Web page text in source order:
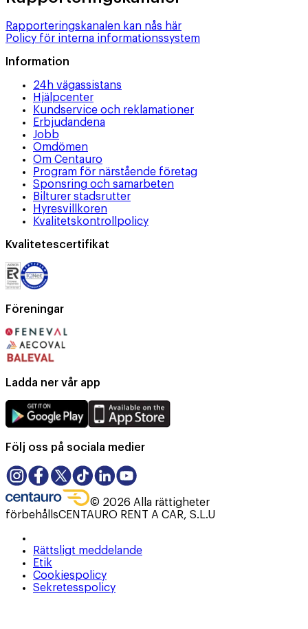
Rapporteringskanalen kan nås här
Policy för interna informationssystem
Information
24h vägassistans
Hjälpcenter
Kundservice och reklamationer
Erbjudandena
Jobb
Omdömen
Om Centauro
Program för närstående företag
Sponsring och samarbeten
Bilturer stadsrutter
Hyresvillkoren
Kvalitetskontrollpolicy
Kvalitetescertifikat
Föreningar
Ladda ner vår app
Följ oss på sociala medier
© 2026 Alla rättigheter
förbehållsCENTAURO RENT A CAR, S.L.U
Rättsligt meddelande
Etik
Cookiespolicy
Sekretesspolicy